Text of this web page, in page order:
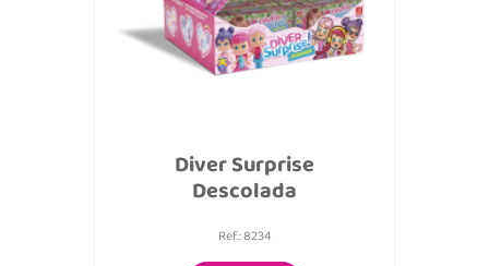
Diver Surprise
Descolada
Ref.: 8234